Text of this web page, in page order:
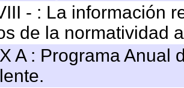
- : La información
de la normatividad
A : Programa Anual